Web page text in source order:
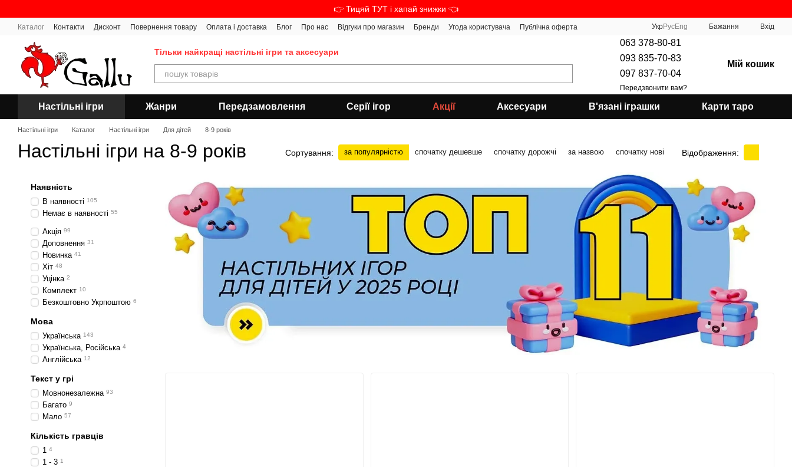
👉 Тицяй ТУТ і хапай знижки 👈
Каталог Контакти Дисконт Повернення товару Оплата і доставка Блог Про нас Відгуки про магазин Бренди Угода користувача Публічна оферта УкрРусEng Бажання Вхід
Тільки найкращі настільні ігри та аксесуари
063 378-80-81
093 835-70-83
097 837-70-04
Передзвонити вам?
Мій кошик
Настільні ігри Жанри Передзамовлення Серії ігор Акції Аксесуари В'язані іграшки Карти таро
Настільні ігри Каталог Настільні ігри Для дітей 8-9 років
Настільні ігри на 8-9 років Сортування: за популярністю спочатку дешевше спочатку дорожчі за назвою спочатку нові Відображення:
Наявність
В наявності 105
Немає в наявності 55
Акція 99
Доповнення 31
Новинка 41
Хіт 48
Уцінка 2
Комплект 10
Безкоштовно Укрпоштою 6
Мова
Українська 143
Українська, Російська 4
Англійська 12
Текст у грі
Мовнонезалежна 93
Багато 9
Мало 57
Кількість гравців
1 4
1 - 3 1